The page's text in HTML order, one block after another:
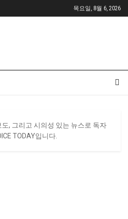
목요일, 8월 6, 2026
, 그리고 시의성 있는 뉴스로 독자
TODAY입니다.